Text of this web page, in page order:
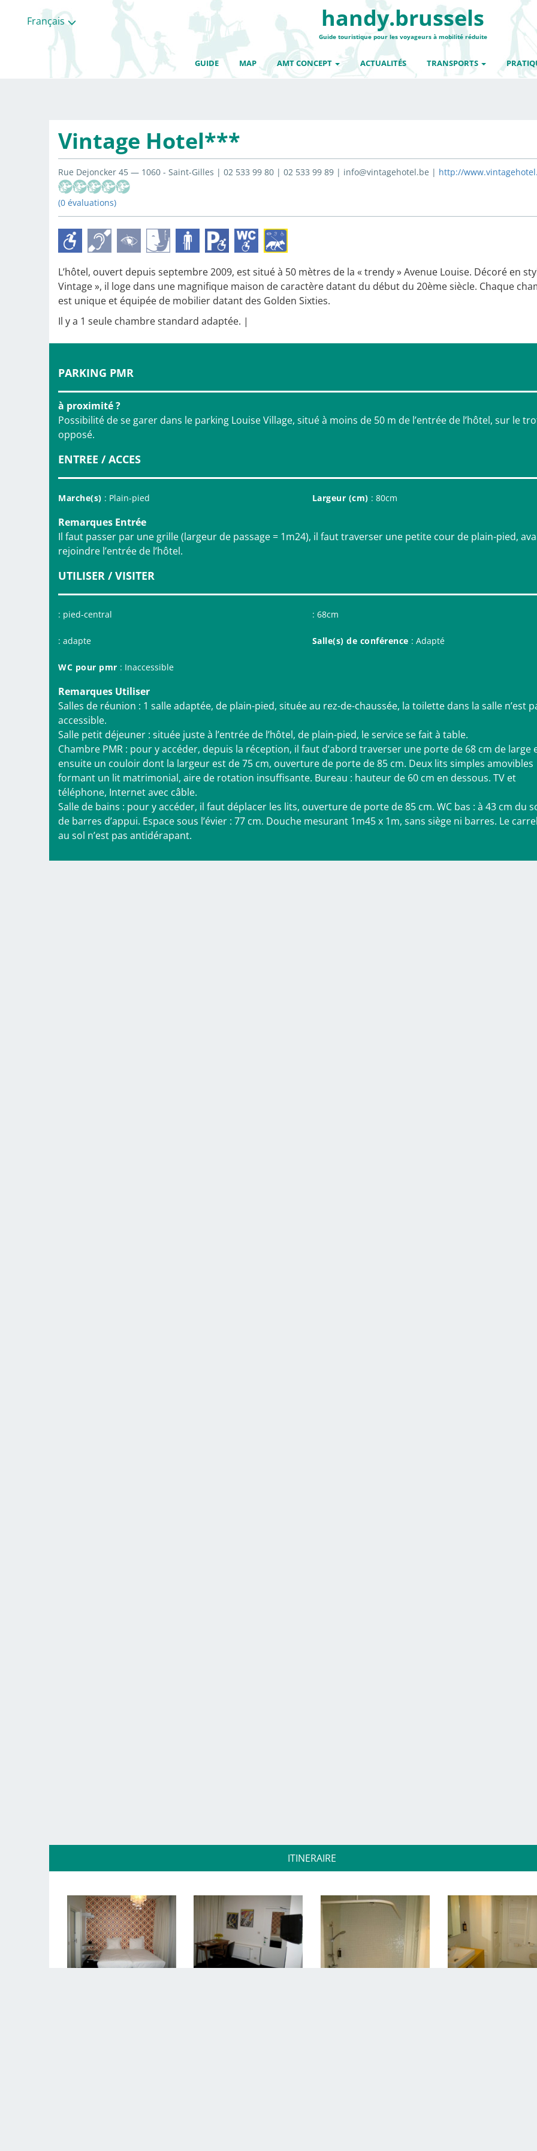
Français handy.brussels
Guide touristique pour les voyageurs à mobilité réduite
GUIDE MAP AMT CONCEPT ACTUALITÉS TRANSPORTS
Vintage Hotel***
Rue Dejoncker 45 — 1060 - Saint-Gilles | 02 533 99 80 | 02 533 99 89 | info@vintagehotel.be | http://
(0 évaluations)
L’hôtel, ouvert depuis septembre 2009, est situé à 50 mètres de la « trendy » Avenue Louise. Décoré en
Vintage », il loge dans une magnifique maison de caractère datant du début du 20ème siècle. Chaque
est unique et équipée de mobilier datant des Golden Sixties.
Il y a 1 seule chambre standard adaptée. |
PARKING PMR
à proximité ?
Possibilité de se garer dans le parking Louise Village, situé à moins de 50 m de l’entrée de l’hôtel, sur le
opposé.
ENTREE / ACCES
Marche(s) : Plain-pied Largeur (cm) : 80cm
Remarques Entrée
Il faut passer par une grille (largeur de passage = 1m24), il faut traverser une petite cour de plain-pied,
rejoindre l’entrée de l’hôtel.
UTILISER / VISITER
: pied-central : 68cm
: adapte Salle(s) de conférence : Adapté
WC pour pmr : Inaccessible
Remarques Utiliser
Salles de réunion : 1 salle adaptée, de plain-pied, située au rez-de-chaussée, la toilette dans la salle n’est
accessible.
Salle petit déjeuner : située juste à l’entrée de l’hôtel, de plain-pied, le service se fait à table.
Chambre PMR : pour y accéder, depuis la réception, il faut d’abord traverser une porte de 68 cm de large
ensuite un couloir dont la largeur est de 75 cm, ouverture de porte de 85 cm. Deux lits simples amovibles
formant un lit matrimonial, aire de rotation insuffisante. Bureau : hauteur de 60 cm en dessous. TV et
téléphone, Internet avec câble.
Salle de bains : pour y accéder, il faut déplacer les lits, ouverture de porte de 85 cm. WC bas : à 43 cm du
de barres d’appui. Espace sous l’évier : 77 cm. Douche mesurant 1m45 x 1m, sans siège ni barres. Le
au sol n’est pas antidérapant.
ITINERAIRE
categories